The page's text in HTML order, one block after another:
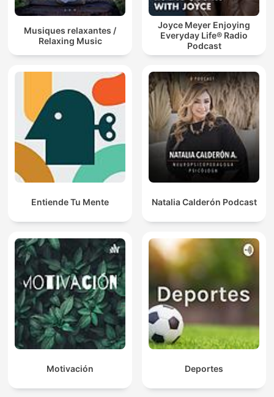
Musiques relaxantes /
Relaxing Music
Joyce Meyer Enjoying
Everyday Life® Radio
Podcast
Entiende Tu Mente Natalia Calderón Podcast
Motivación Deportes